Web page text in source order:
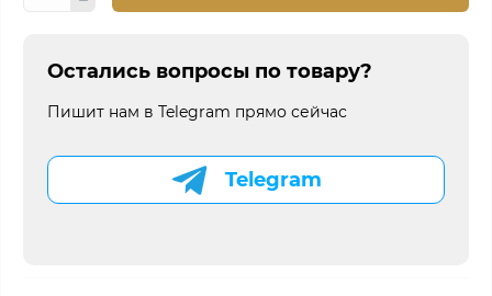
Остались вопросы по товару?
Пишит нам в Telegram прямо сейчас
Telegram